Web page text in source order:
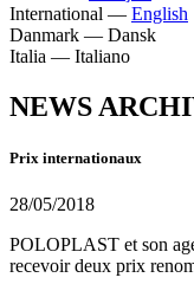
International — English
Danmark — Dansk
Italia — Italiano
NEWS
Prix internationaux
28/05/2018
POLOPLAST et son
recevoir deux prix